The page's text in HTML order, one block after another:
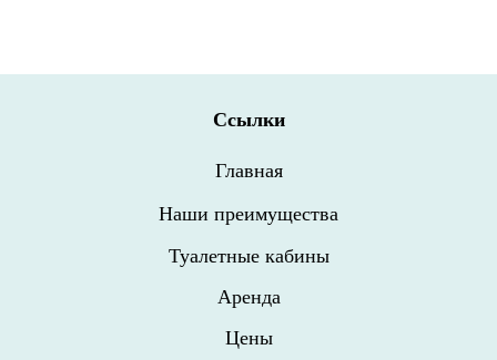
Cсылки
Главная
Наши преимущества
Туалетные кабины
Аренда
Цены